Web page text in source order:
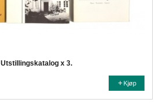
Utstillingskatalog x 3.
Kjøp